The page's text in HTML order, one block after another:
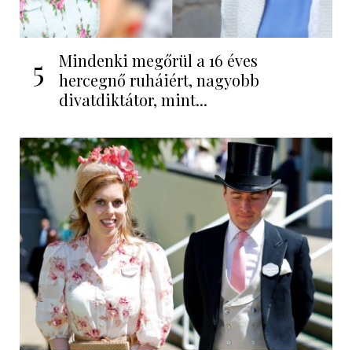
5
Mindenki megőrül a 16 éves
hercegnő ruháiért, nagyobb
divatdiktátor, mint...